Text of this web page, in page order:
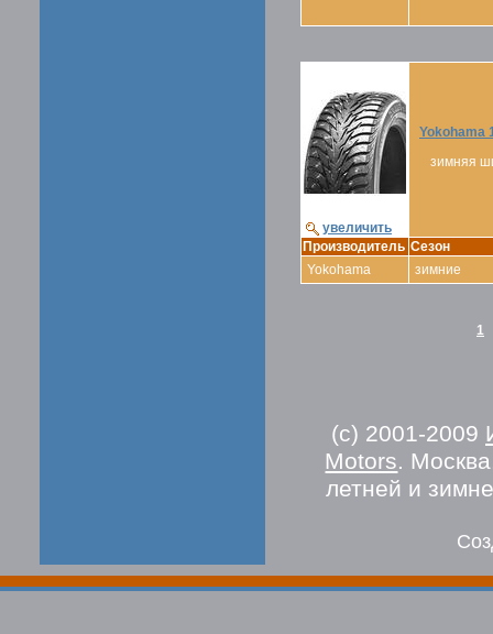
увеличить
Yokohama
зимняя
Производитель Сезон
Yokohama
зимние
1
(c) 2001-2009
Motors.
летней и